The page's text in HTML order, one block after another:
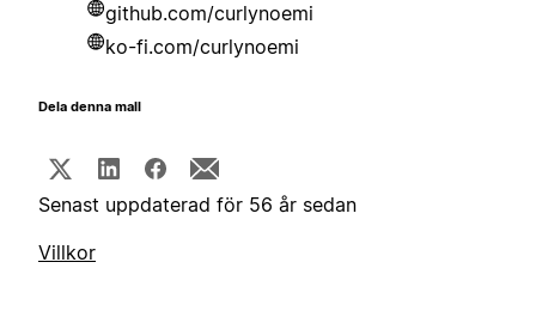
github.com/curlynoemi
ko-fi.com/curlynoemi
Dela denna mall
Senast uppdaterad för 56 år sedan
Villkor